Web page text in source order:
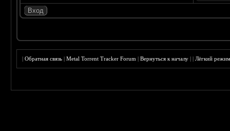
|Обратная связь |Metal Torrent Tracker Forum |Вернуться к началу ||Лёгкий